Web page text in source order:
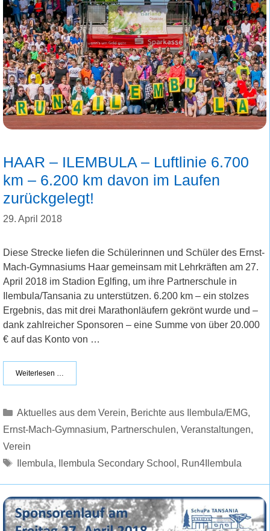
HAAR – ILEMBULA – Luftlinie 6.700
km – 6.200 km davon im Laufen
zurückgelegt!
29. April 2018
Diese Strecke liefen die Schülerinnen und Schüler des Ernst-
Mach-Gymnasiums Haar gemeinsam mit Lehrkräften am 27.
April 2018 im Stadion Eglfing, um ihre Partnerschule in
Ilembula/Tansania zu unterstützen. 6.200 km – ein stolzes
Ergebnis, das mit drei Marathonläufern gekrönt wurde und –
dank zahlreicher Sponsoren – eine Summe von über 20.000
€ auf das Konto von …
Weiterlesen …
Kategorien
Aktuelles aus dem Verein, Berichte aus Ilembula/EMG,
Ernst-Mach-Gymnasium, Partnerschulen, Veranstaltungen,
Verein
Schlagwörter
Ilembula, Ilembula Secondary School , Run4Ilembula